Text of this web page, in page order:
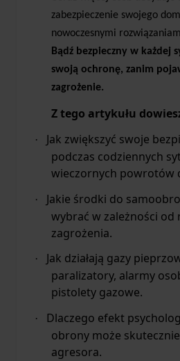
zabezpieczenie swojego
nowoczesnymi
Bądź bezpieczny w każdej
swoją ochronę, zanim
zagrożenie.
Z tego artykułu
·
Jak zwiększyć swoje
podczas codziennych
wieczornych powrotów
·
Jakie środki do
wybrać w zależności od
zagrożenia.
·
Jak działają gazy
paralizatory, alarmy
pistolety gazowe.
·
Dlaczego efekt
obrony może
agresora.